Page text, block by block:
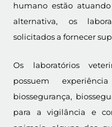
humano estão
alternativa, os
solicitados a fornecer
Os laboratórios
possuem
biossegurança,
para a vigilância e